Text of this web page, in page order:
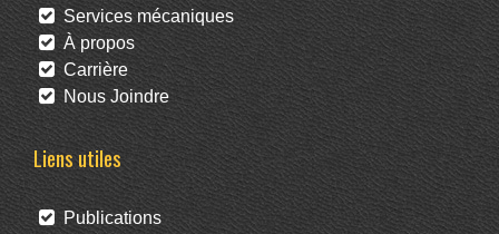
Services mécaniques
À propos
Carrière
Nous Joindre
Liens utiles
Publications